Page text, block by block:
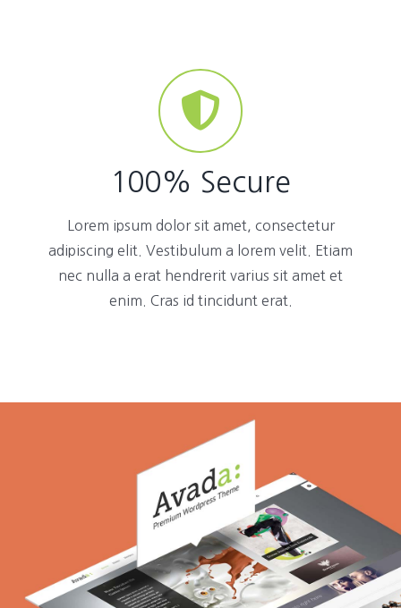
100% Secure
Lorem ipsum dolor sit amet, consectetur
adipiscing elit. Vestibulum a lorem velit. Etiam
nec nulla a erat hendrerit varius sit amet et
enim. Cras id tincidunt erat.